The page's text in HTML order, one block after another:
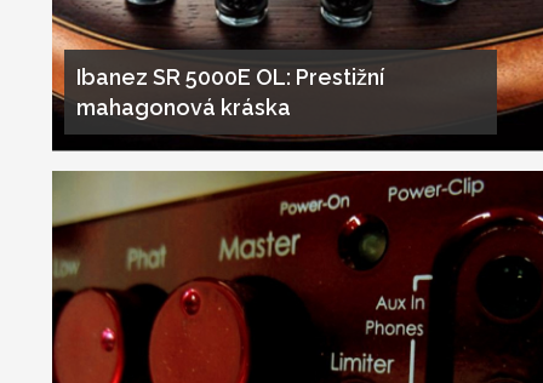
Ibanez SR 5000E OL: Prestižní
mahagonová kráska